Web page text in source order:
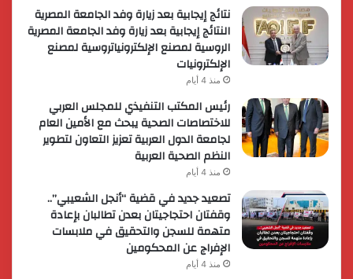
نتائج إيجابية بعد زيارة وفد الجامعة المصرية
النتائج إيجابية بعد زيارة وفد الجامعة المصرية
الروسية لمصنع الإلكترونياتروسية لمصنع
الإلكترونيات
منذ 4 أيام
رئيس المكتب التنفيذي للمجلس العربي
للاختصاصات الصحية يبحث مع الأمين العام
لجامعة الدول العربية تعزيز التعاون لتطوير
النظم الصحية العربية
منذ 4 أيام
تصعيد جديد في قضية “أنجل الشعيبي”..
وقفتان احتجاجيتان بعدن تطالبان بإعادة
متهمة للسجن والتحقيق في ملابسات
الإفراج عن المحكومين
منذ 4 أيام